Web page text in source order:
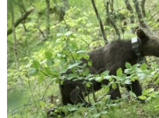
Озодлик бошқа тилларда